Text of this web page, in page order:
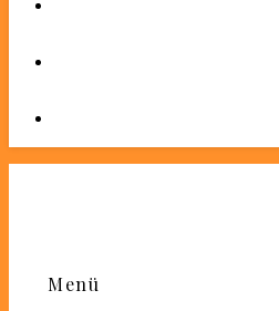
Menü